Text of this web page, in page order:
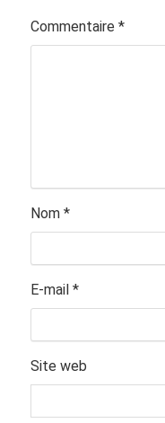
Commentaire *
Nom *
E-mail *
Site web